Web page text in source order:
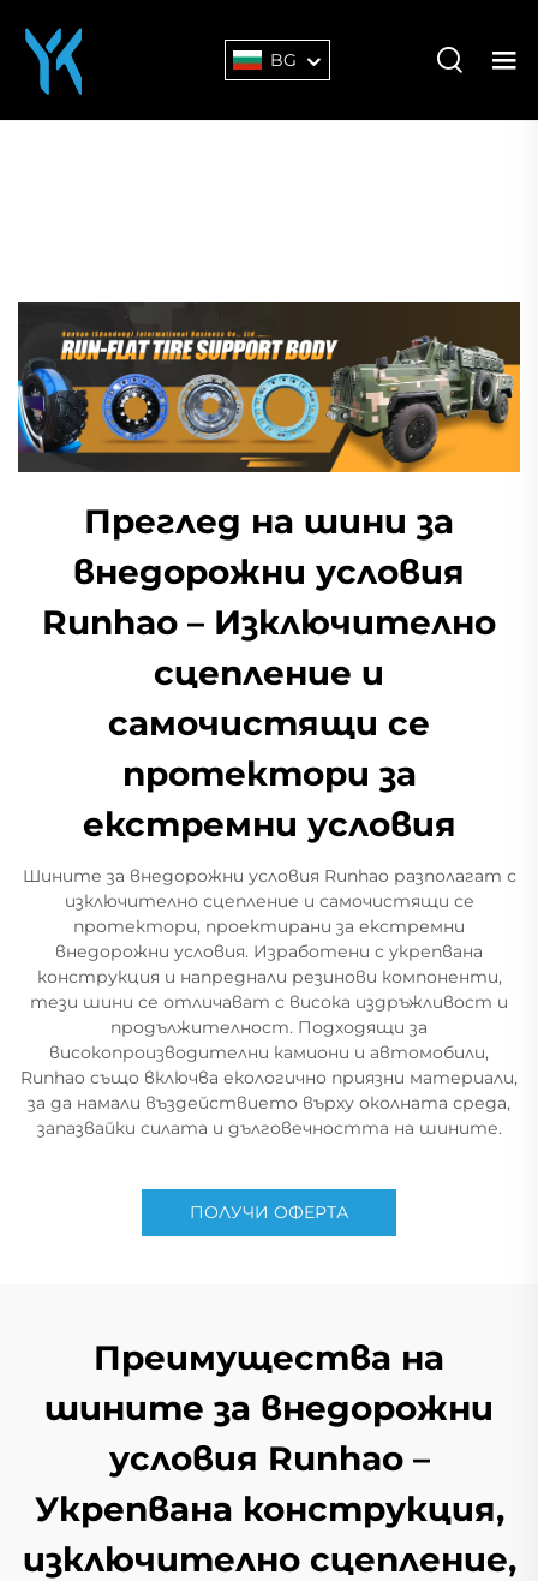
BG
Преглед на шини за
внедорожни условия
Runhao – Изключително
сцепление и
самочистящи се
протектори за
екстремни условия
Шините за внедорожни условия Runhao разполагат с
изключително сцепление и самочистящи се
протектори, проектирани за екстремни
внедорожни условия. Изработени с укрепвана
конструкция и напреднали резинови компоненти,
тези шини се отличават с висока издръжливост и
продължителност. Подходящи за
високопроизводителни камиони и автомобили,
Runhao също включва екологично приязни материали,
за да намали въздействието върху околната среда,
запазвайки силата и дълговечността на шините.
ПОЛУЧИ ОФЕРТА
Преимущества на
шините за внедорожни
условия Runhao –
Укрепвана конструкция,
изключително сцепление,